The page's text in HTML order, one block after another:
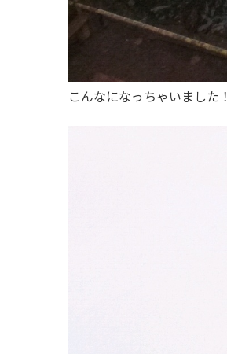
こんなになっちゃいました！